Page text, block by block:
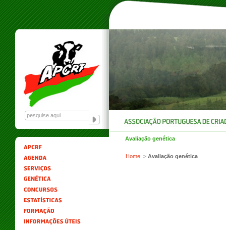
Avaliação genética
Home > Avaliação genética